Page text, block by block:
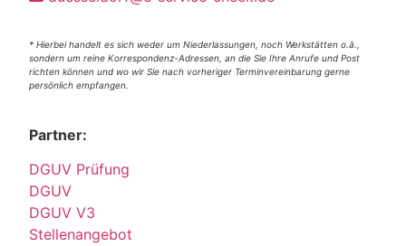
* Hierbei handelt es sich weder um Niederlassungen, noch Werkstätten o.ä.,
sondern um reine Korrespondenz-Adressen, an die Sie Ihre Anrufe und Post
richten können und wo wir Sie nach vorheriger Terminvereinbarung gerne
persönlich empfangen.
Partner:
DGUV Prüfung
DGUV
DGUV V3
Stellenangebot